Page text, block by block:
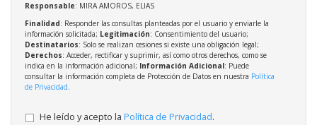
Responsable: MIRA AMOROS, ELIAS
Finalidad: Responder las consultas planteadas por el usuario y enviarle la
información solicitada; Legitimación: Consentimiento del usuario;
Destinatarios: Solo se realizan cesiones si existe una obligación legal;
Derechos: Acceder, rectificar y suprimir, así como otros derechos, como se
indica en la información adicional; Información Adicional: Puede
consultar la información completa de Protección de Datos en nuestra Política
de Privacidad.
He leído y acepto la Política de Privacidad.